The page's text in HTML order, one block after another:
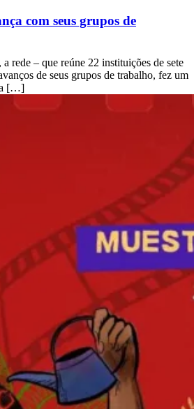
com seus grupos de
rede – que reúne 22 instituições de sete
de seus grupos de trabalho, fez um
[…]